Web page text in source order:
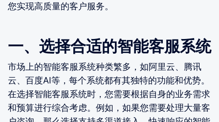
您实现高质量的客户服务。
一、选择合适的智能客服系统
市场上的智能客服系统种类繁多，如阿里云、腾讯
云、百度AI等，每个系统都有其独特的功能和优势。
在选择智能客服系统时，您需要根据自身的业务需求
和预算进行综合考虑。例如，如果您需要处理大量客